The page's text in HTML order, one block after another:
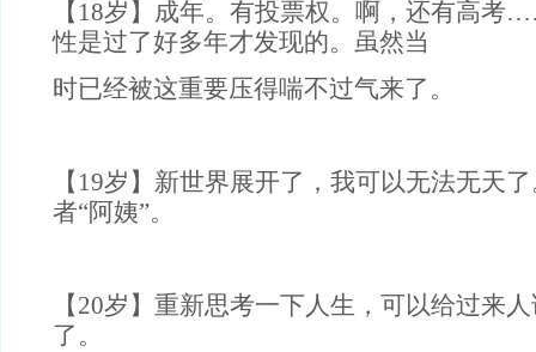
【18岁】成年。有投票权。啊，还有高考
性是过了好多年才发现的。虽然当
时已经被这重要压得喘不过气来了。
【19岁】新世界展开了，我可以无法无天
者“阿姨”。
【20岁】重新思考一下人生，可以给过来
了。